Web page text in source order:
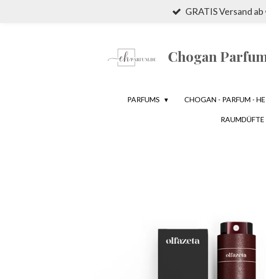
GRATIS Versand
Chogan
PARFUMS CHOGAN - PARFUM -
RAUMDÜFTE